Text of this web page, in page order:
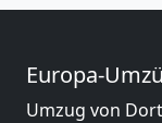
Europa-
Umzug von